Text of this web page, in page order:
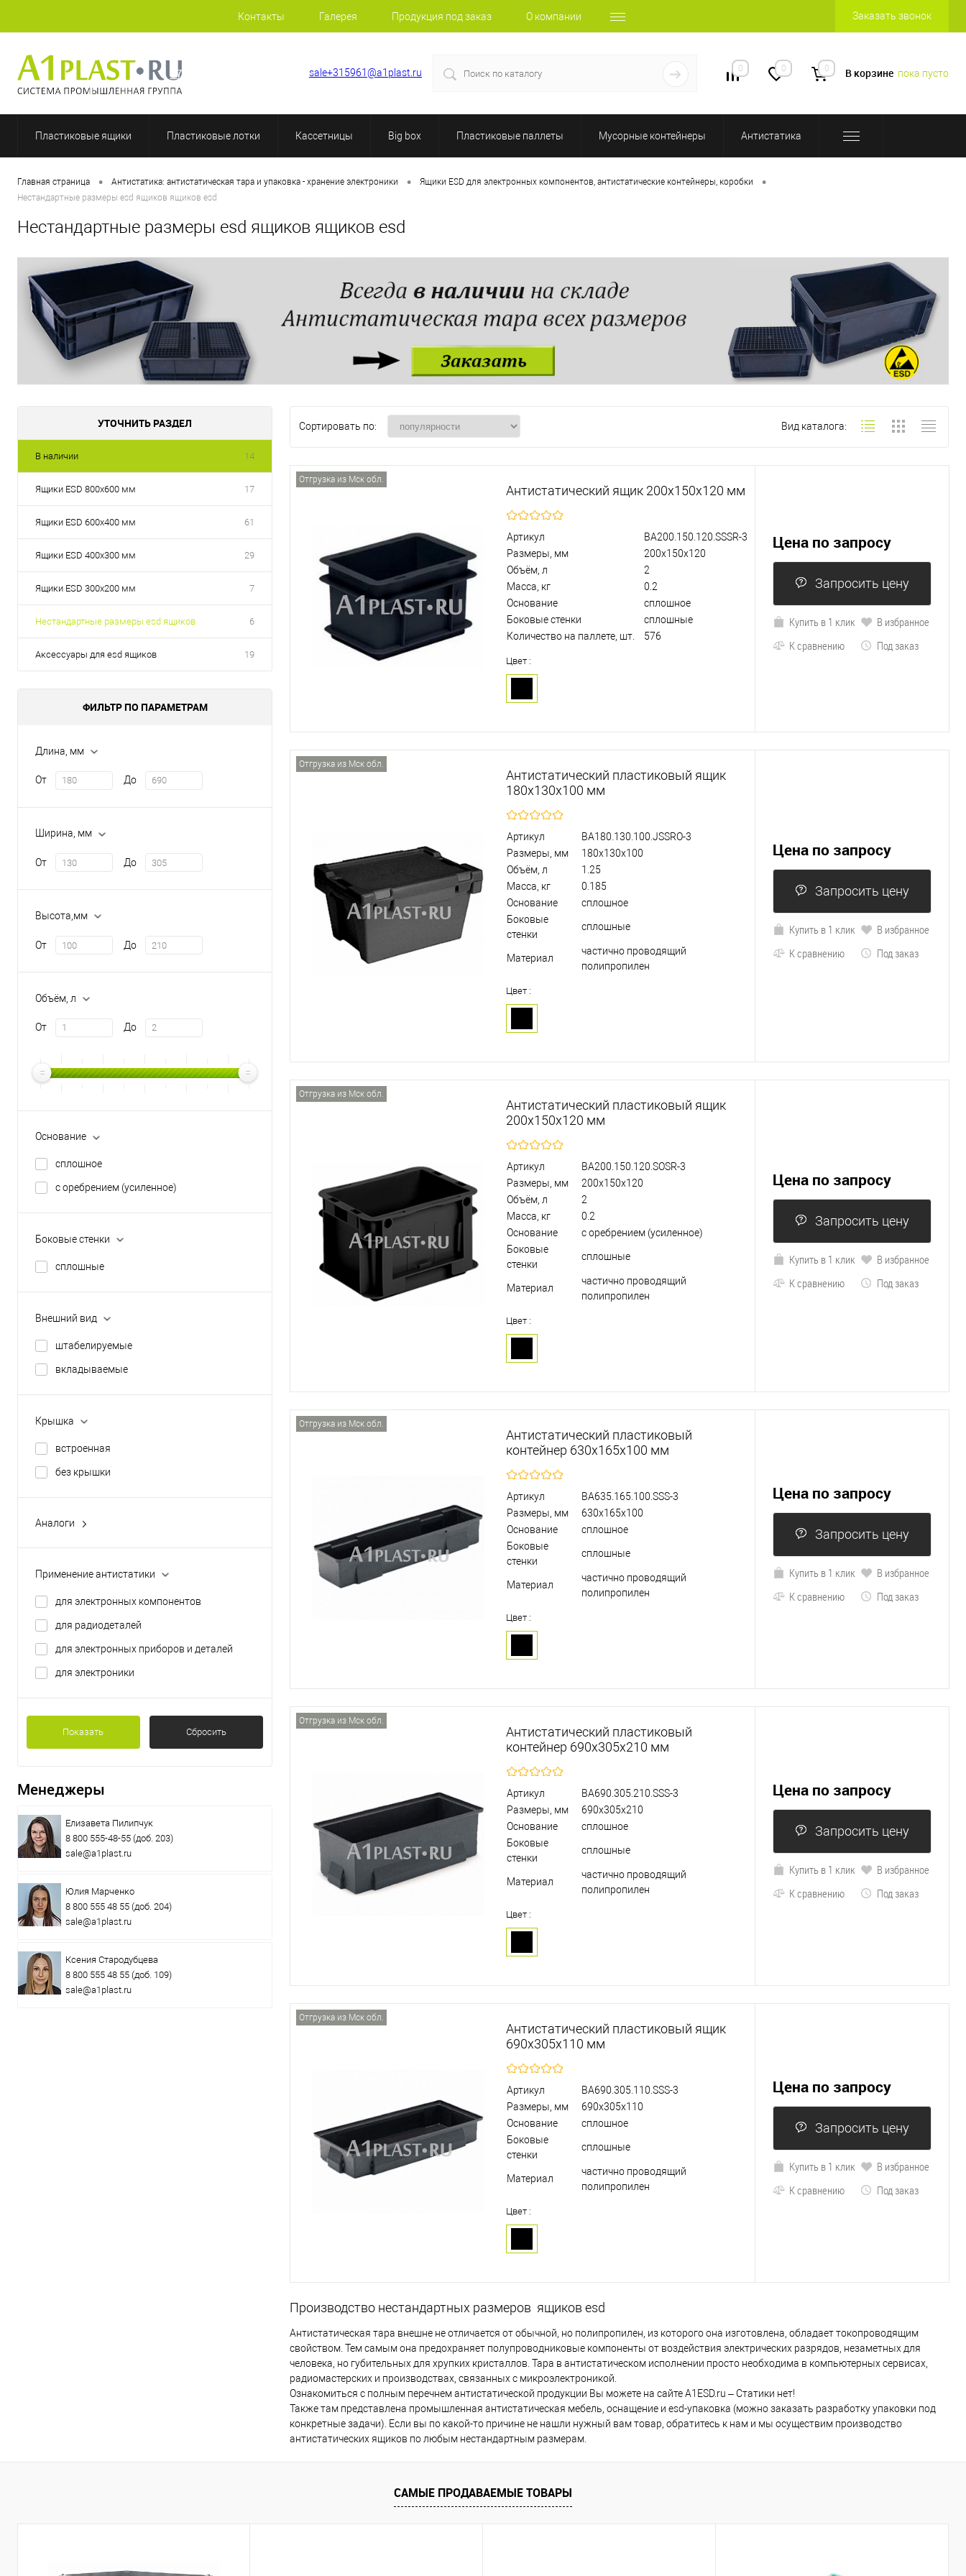
Контакты Галерея Продукция под заказ О компании Заказать звонок
+7 (812) 409-48-97 sale+315961@a1plast.ru 0 0 0 В корзине пока пусто
Пластиковые ящики Пластиковые лотки Кассетницы Big box Пластиковые паллеты Мусорные контейнеры Антистатика
Главная страница • Антистатика: антистатическая тара и упаковка - хранение электроники • Ящики ESD для электронных компонентов, антистатические контейнеры, коробки •
Нестандартные размеры esd ящиков ящиков esd
Нестандартные размеры esd ящиков ящиков esd
УТОЧНИТЬ РАЗДЕЛ
В наличии 14
Ящики ESD 800х600 мм 17
Ящики ESD 600х400 мм 61
Ящики ESD 400х300 мм 29
Ящики ESD 300х200 мм 7
Нестандартные размеры esd ящиков 6
Аксессуары для esd ящиков 19
ФИЛЬТР ПО ПАРАМЕТРАМ
Длина, мм
От До
Ширина, мм
От До
Высота,мм
От До
Объём, л
От До
Основание
сплошное
с оребрением (усиленное)
Боковые стенки
сплошные
Внешний вид
штабелируемые
вкладываемые
Крышка
встроенная
без крышки
Аналоги
Применение антистатики
для электронных компонентов
для радиодеталей
для электронных приборов и деталей
для электроники
Показать Сбросить
Менеджеры
Елизавета Пилипчук
8 800 555-48-55 (доб. 203)
sale@a1plast.ru
Юлия Марченко
8 800 555 48 55 (доб. 204)
sale@a1plast.ru
Ксения Стародубцева
8 800 555 48 55 (доб. 109)
sale@a1plast.ru
Сортировать по: Вид каталога:
Отгрузка из Мск обл.
Антистатический ящик 200х150х120 мм
Артикул
BA200.150.120.SSSR-3
Размеры, мм
200х150х120
Объём, л
2
Масса, кг
0.2
Основание
сплошное
Боковые стенки
сплошные
Количество на паллете, шт.
576
Цвет :
Цена по запросу
Запросить цену
Купить в 1 клик
В избранное
К сравнению
Под заказ
Отгрузка из Мск обл.
Антистатический пластиковый ящик
180х130х100 мм
Артикул
BA180.130.100.JSSRО-3
Размеры, мм
180х130х100
Объём, л
1.25
Масса, кг
0.185
Основание
сплошное
Боковые
стенки
сплошные
Материал
частично проводящий
полипропилен
Цвет :
Цена по запросу
Запросить цену
Купить в 1 клик
В избранное
К сравнению
Под заказ
Отгрузка из Мск обл.
Антистатический пластиковый ящик
200х150х120 мм
Артикул
BA200.150.120.SOSR-3
Размеры, мм
200х150х120
Объём, л
2
Масса, кг
0.2
Основание
с оребрением (усиленное)
Боковые
стенки
сплошные
Материал
частично проводящий
полипропилен
Цвет :
Цена по запросу
Запросить цену
Купить в 1 клик
В избранное
К сравнению
Под заказ
Отгрузка из Мск обл.
Антистатический пластиковый
контейнер 630х165х100 мм
Артикул
BA635.165.100.SSS-3
Размеры, мм
630х165х100
Основание
сплошное
Боковые
стенки
сплошные
Материал
частично проводящий
полипропилен
Цвет :
Цена по запросу
Запросить цену
Купить в 1 клик
В избранное
К сравнению
Под заказ
Отгрузка из Мск обл.
Антистатический пластиковый
контейнер 690х305х210 мм
Артикул
BA690.305.210.SSS-3
Размеры, мм
690х305х210
Основание
сплошное
Боковые
стенки
сплошные
Материал
частично проводящий
полипропилен
Цвет :
Цена по запросу
Запросить цену
Купить в 1 клик
В избранное
К сравнению
Под заказ
Отгрузка из Мск обл.
Антистатический пластиковый ящик
690х305х110 мм
Артикул
BA690.305.110.SSS-3
Размеры, мм
690х305х110
Основание
сплошное
Боковые
стенки
сплошные
Материал
частично проводящий
полипропилен
Цвет :
Цена по запросу
Запросить цену
Купить в 1 клик
В избранное
К сравнению
Под заказ
Производство нестандартных размеров ящиков esd
Антистатическая тара внешне не отличается от обычной, но полипропилен, из которого она изготовлена, обладает токопроводящим
свойством. Тем самым она предохраняет полупроводниковые компоненты от воздействия электрических разрядов, незаметных для
человека, но губительных для хрупких кристаллов. Тара в антистатическом исполнении просто необходима в компьютерных сервисах,
радиомастерских и производствах, связанных с микроэлектроникой.
Ознакомиться с полным перечнем антистатической продукции Вы можете на сайте A1ESD.ru – Статики нет!
Также там представлена промышленная антистатическая мебель, оснащение и esd-упаковка (можно заказать разработку упаковки под
конкретные задачи). Если вы по какой-то причине не нашли нужный вам товар, обратитесь к нам и мы осуществим производство
антистатических ящиков по любым нестандартным размерам.
САМЫЕ ПРОДАВАЕМЫЕ ТОВАРЫ